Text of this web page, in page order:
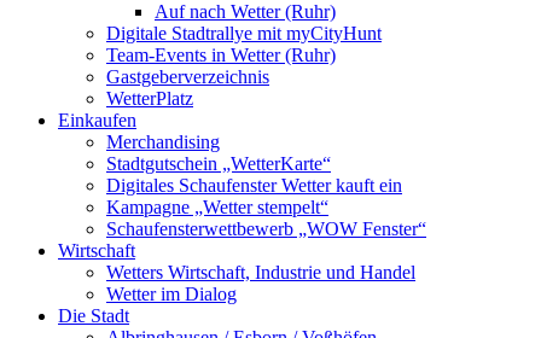
Auf nach Wetter (Ruhr)
Digitale Stadtrallye mit myCityHunt
Team-Events in Wetter (Ruhr)
Gastgeberverzeichnis
WetterPlatz
Einkaufen
Merchandising
Stadtgutschein „WetterKarte“
Digitales Schaufenster Wetter kauft ein
Kampagne „Wetter stempelt“
Schaufensterwettbewerb „WOW Fenster“
Wirtschaft
Wetters Wirtschaft, Industrie und Handel
Wetter im Dialog
Die Stadt